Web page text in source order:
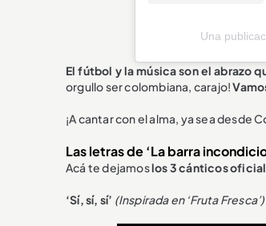
Una
El fútbol y la música son el abrazo
orgullo ser colombiana, carajo!
¡A cantar con el alma, ya sea desde
Las letras de ‘La barra
Acá te dejamoslos 3 cánticos
‘Sí, sí, sí’ (Inspirada en ‘Fruta Fresca’)